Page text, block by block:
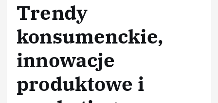
Trendy
konsumenckie,
innowacje
produktowe i